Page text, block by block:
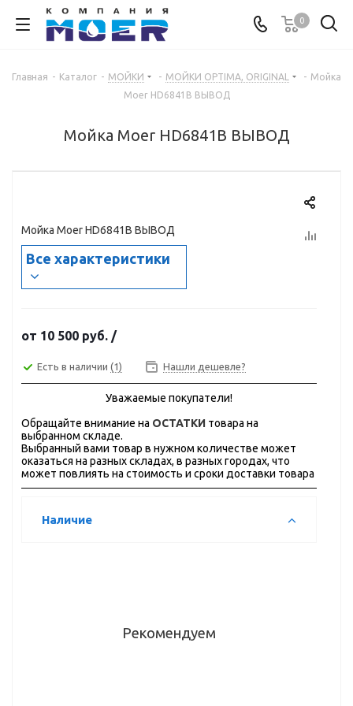
0
Главная - Каталог - МОЙКИ - МОЙКИ OPTIMA, ORIGINAL - Мойка
Moer HD6841B ВЫВОД
Мойка Moer HD6841B ВЫВОД
Мойка Moer HD6841B ВЫВОД
Все характеристики
от 10 500 руб. /
Есть в наличии (1) Нашли дешевле?
Уважаемые покупатели!
Обращайте внимание на ОСТАТКИ товара на
выбранном складе.
Выбранный вами товар в нужном количестве может
оказаться на разных складах, в разных городах, что
может повлиять на стоимость и сроки доставки товара
Наличие
Рекомендуем